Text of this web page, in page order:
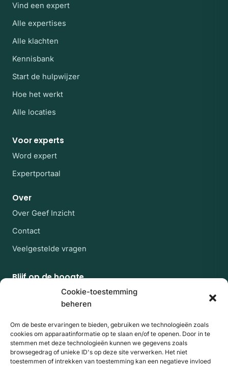
Cookie-toestemming
beheren
Om de beste ervaringen te bieden, gebruiken we technologieën zoals
cookies om apparaatinformatie op te slaan en/of te openen. Door in te
stemmen met deze technologieën kunnen we gegevens zoals
browsegedrag of unieke ID's op deze site verwerken. Het niet
toestemmen of intrekken van toestemming kan een negatieve invloed
Vind een expert
Alle expertises
Alle klachten
Kennisbank
Start de hulpwijzer
Hoe het werkt
Alle locaties
Voor experts
Word expert
Expertportaal
Over
Over Geef Inzicht
Contact
Veelgestelde vragen
Blijf op de hoogte
Af en toe een rustige mail met nieuwe experts en
artikelen uit de kennisbank. Geen spam, uitschrijven
E-mailadres
Aanmelden
Website
Door je aan te melden ga je akkoord met onze